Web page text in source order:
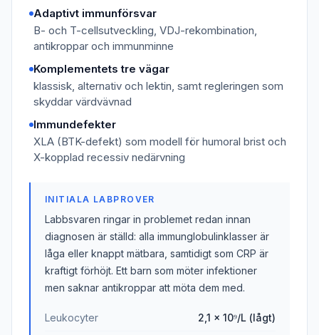
Adaptivt immunförsvar
B- och T-cellsutveckling, VDJ-rekombination,
antikroppar och immunminne
Komplementets tre vägar
klassisk, alternativ och lektin, samt regleringen som
skyddar värdvävnad
Immundefekter
XLA (BTK-defekt) som modell för humoral brist och
X-kopplad recessiv nedärvning
INITIALA LABPROVER
Labbsvaren ringar in problemet redan innan
diagnosen är ställd: alla immunglobulinklasser är
låga eller knappt mätbara, samtidigt som CRP är
kraftigt förhöjt. Ett barn som möter infektioner
men saknar antikroppar att möta dem med.
Leukocyter 2,1 × 10⁹/L (lågt)